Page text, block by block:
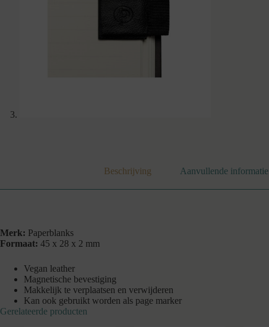
Beschrijving Aanvullende informatie
Merk: Paperblanks
Formaat: 45 x 28 x 2 mm
Vegan leather
Magnetische bevestiging
Makkelijk te verplaatsen en verwijderen
Kan ook gebruikt worden als page marker
Gerelateerde producten